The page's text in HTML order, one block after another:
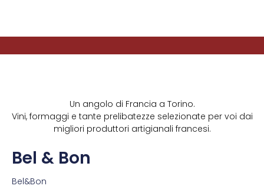
Un angolo di Francia a Torino.
Vini, formaggi e tante prelibatezze selezionate per voi dai
migliori produttori artigianali francesi.
Bel & Bon
Bel&Bon